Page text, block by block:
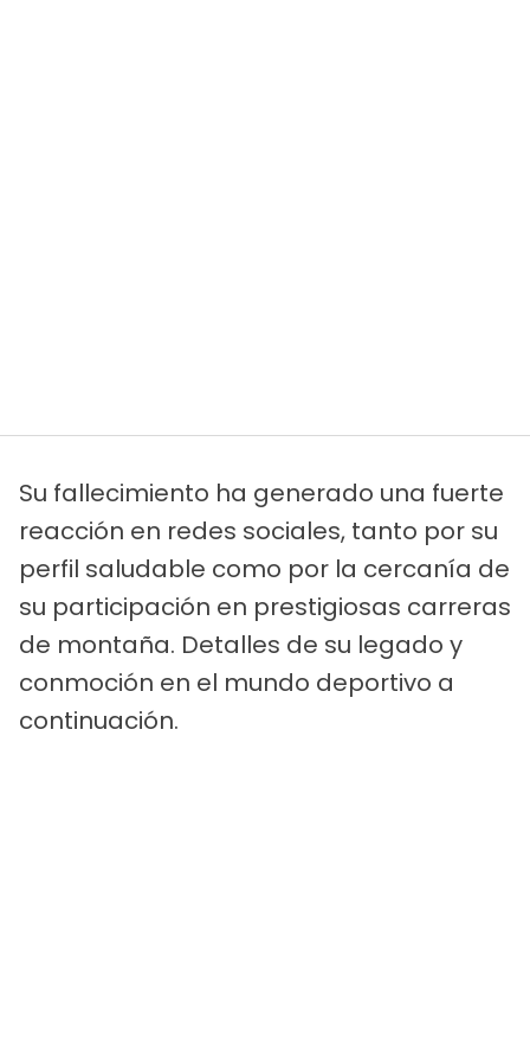
Su fallecimiento ha generado una fuerte
reacción en redes sociales, tanto por su
perfil saludable como por la cercanía de
su participación en prestigiosas carreras
de montaña. Detalles de su legado y
conmoción en el mundo deportivo a
continuación.